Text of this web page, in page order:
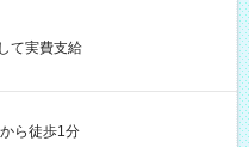
て実費支給
ら徒歩1分